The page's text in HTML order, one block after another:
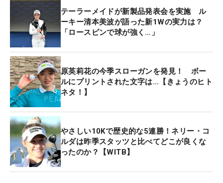
テーラーメイドが新製品発表会を実施 ル
ーキー清本美波が語った新1Wの実力は？
「ロースピンで球が強く…」
原英莉花の今季スローガンを発見！ ボー
ルにプリントされた文字は…【きょうのヒト
ネタ！】
やさしい10Kで歴史的な5連勝！ネリー・コ
ルダは昨季スタッツと比べてどこが良くな
ったのか？【WITB】